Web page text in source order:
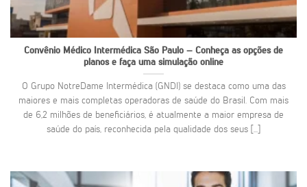
Convênio Médico Intermédica São Paulo – Conheça as opções de
planos e faça uma simulação online
O Grupo NotreDame Intermédica (GNDI) se destaca como uma das
maiores e mais completas operadoras de saúde do Brasil. Com mais
de 6,2 milhões de beneficiários, é atualmente a maior empresa de
saúde do país, reconhecida pela qualidade dos seus [...]